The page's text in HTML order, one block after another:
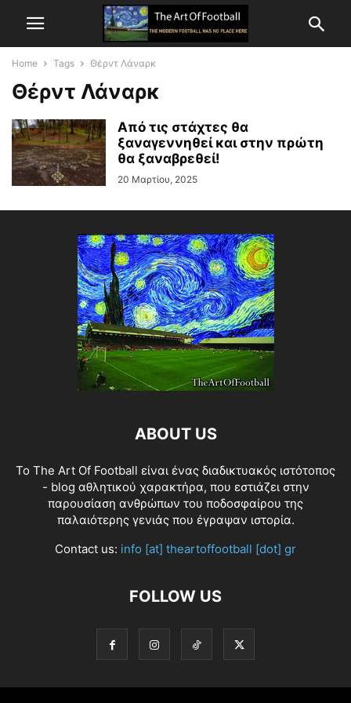
Home Tags Θέρντ Λάναρκ
Θέρντ Λάναρκ
Από τις στάχτες θα
ξαναγεννηθεί και στην πρώτη
θα ξαναβρεθεί!
20 Μαρτίου, 2025
ABOUT US
Το The Art Of Football είναι ένας διαδικτυακός ιστότοπος
- blog αθλητικού χαρακτήρα, που εστιάζει στην
παρουσίαση ανθρώπων του ποδοσφαίρου της
παλαιότερης γενιάς που έγραψαν ιστορία.
Contact us: info [at] theartoffootball [dot] gr
FOLLOW US